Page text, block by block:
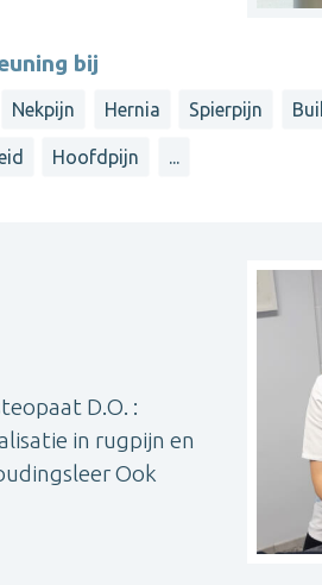
bij
Nekpijn Hernia Spierpijn
Hoofdpijn ...
D.O. :
in rugpijn en
Ook